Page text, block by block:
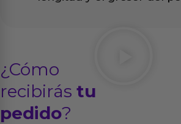
¿Cómo
recibirás tu
pedido?